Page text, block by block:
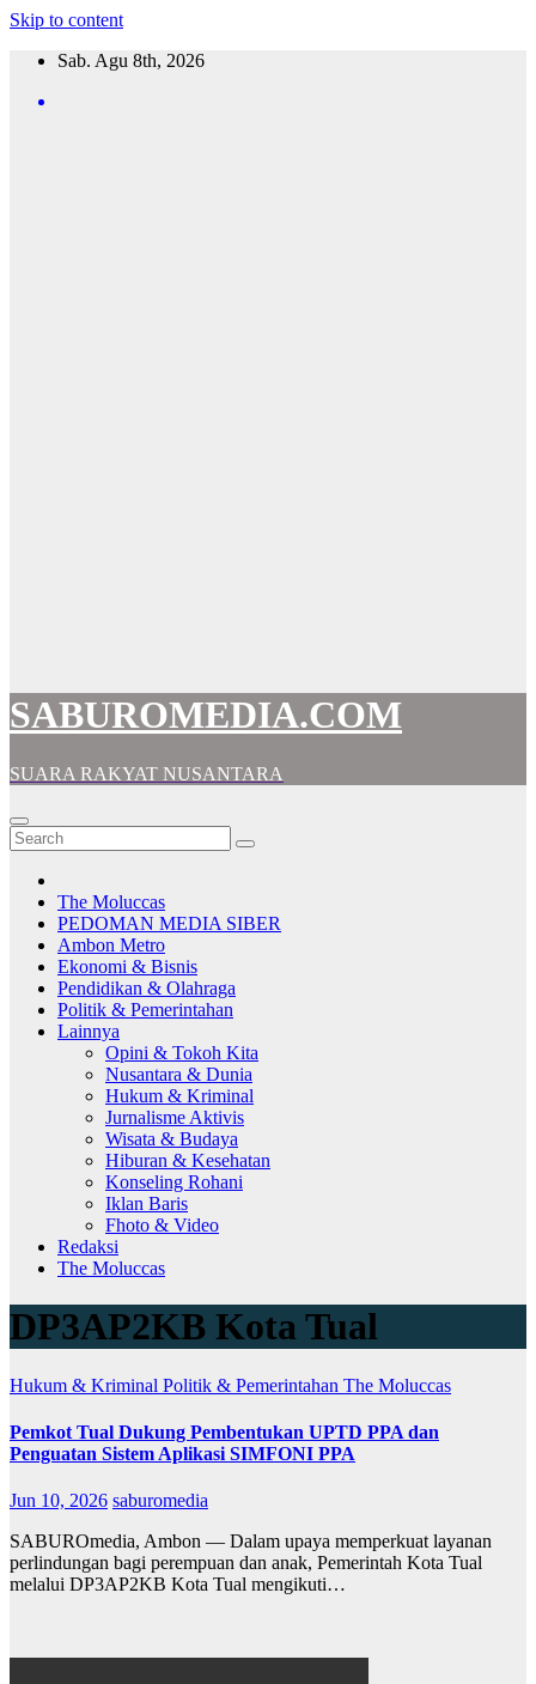
Skip to content
Sab. Agu 8th, 2026
SABUROMEDIA.COM
SUARA RAKYAT NUSANTARA
The Moluccas
PEDOMAN MEDIA SIBER
Ambon Metro
Ekonomi & Bisnis
Pendidikan & Olahraga
Politik & Pemerintahan
Lainnya
Opini & Tokoh Kita
Nusantara & Dunia
Hukum & Kriminal
Jurnalisme Aktivis
Wisata & Budaya
Hiburan & Kesehatan
Konseling Rohani
Iklan Baris
Fhoto & Video
Redaksi
The Moluccas
DP3AP2KB Kota Tual
Hukum & Kriminal Politik & Pemerintahan The Moluccas
Pemkot Tual Dukung Pembentukan UPTD PPA dan
Penguatan Sistem Aplikasi SIMFONI PPA
Jun 10, 2026 saburomedia
SABUROmedia, Ambon — Dalam upaya memperkuat layanan
perlindungan bagi perempuan dan anak, Pemerintah Kota Tual
melalui DP3AP2KB Kota Tual mengikuti…